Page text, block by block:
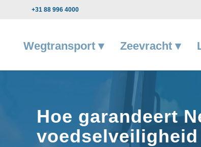
+31 88 996 4000
Wegtransport ▾ Zeevracht ▾
Hoe garandeert